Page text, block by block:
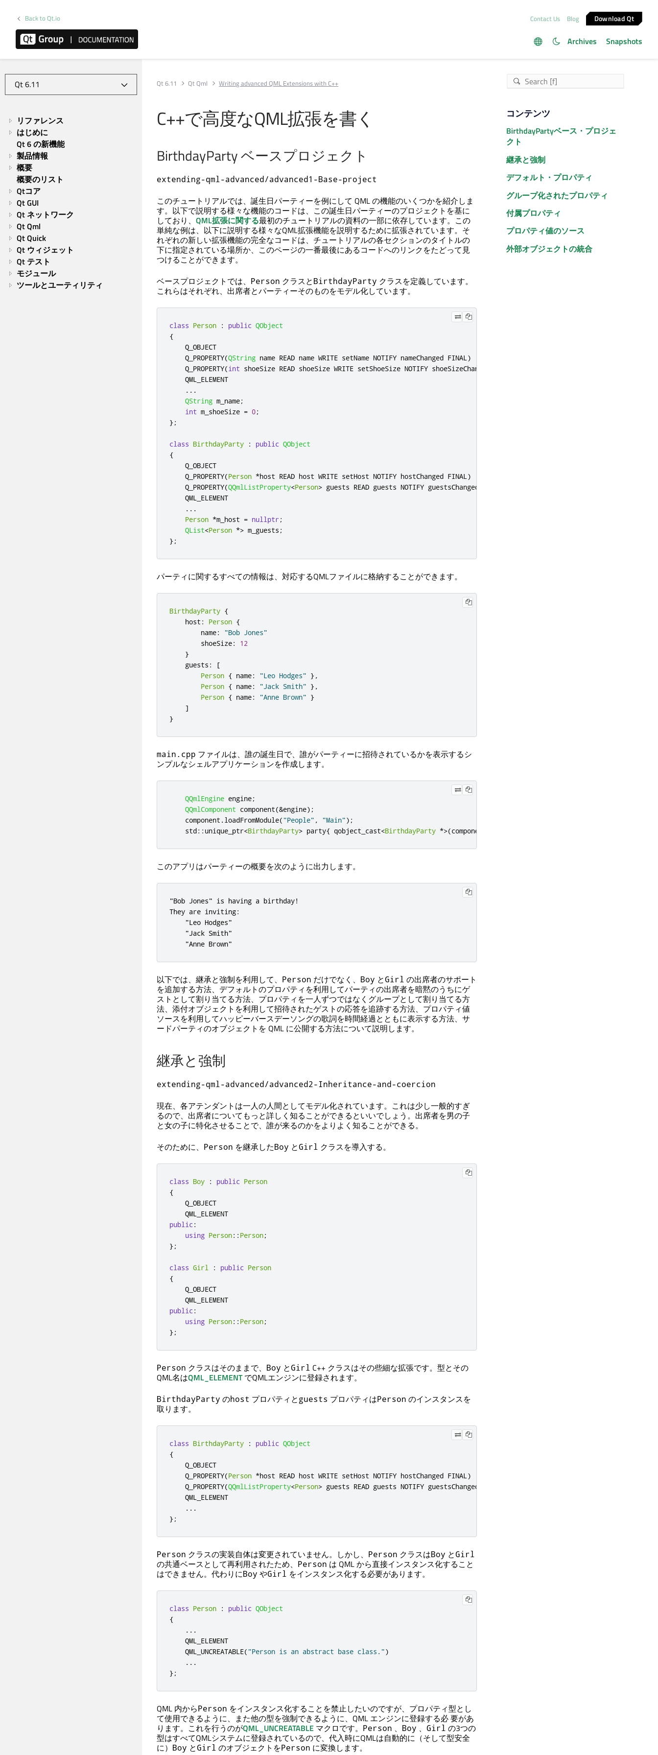
Back to Qt.io Contact Us Blog Download Qt
Archives Snapshots
リファレンス
はじめに
Qt 6 の新機能
製品情報
概要
概要のリスト
Qtコア
Qt GUI
Qt ネットワーク
Qt Qml
Qt Quick
Qt ウィジェット
Qt テスト
モジュール
ツールとユーティリティ
Qt 6.11 Qt Qml Writing advanced QML Extensions with C++
C++で高度なQML拡張を書く
BirthdayParty ベースプロジェクト
extending-qml-advanced/advanced1-Base-project
このチュートリアルでは、誕生日パーティーを例にして QML の機能のいくつかを紹介しま
す。以下で説明する様々な機能のコードは、この誕生日パーティーのプロジェクトを基に
しており、 QML拡張に関する最初のチュートリアルの資料の一部に依存しています。この
単純な例は、以下に説明する様々なQML拡張機能を説明するために拡張されています。そ
れぞれの新しい拡張機能の完全なコードは、チュートリアルの各セクションのタイトルの
下に指定されている場所か、このページの一番最後にあるコードへのリンクをたどって見
つけることができます。
ベースプロジェクトでは、 Person クラスとBirthdayParty クラスを定義しています。
これらはそれぞれ、出席者とパーティーそのものをモデル化しています。
class Person : public QObject
{
    Q_OBJECT
    Q_PROPERTY
(QString name READ name WRITE setName NOTIFY nameChanged FINAL)
    Q_PROPERTY
(int shoeSize READ shoeSize WRITE setShoeSize NOTIFY shoeSizeChanged FINAL
    QML_ELEMENT
...
QString m_name;
int m_shoeSize = 0;
};
class BirthdayParty : public QObject
{
    Q_OBJECT
    Q_PROPERTY
(Person *host READ host WRITE setHost NOTIFY hostChanged FINAL)
    Q_PROPERTY
(QQmlListProperty<Person> guests READ guests NOTIFY guestsChanged FINAL
    QML_ELEMENT
...
Person *m_host = nullptr ;
QList<Person *> m_guests ;
};
パーティに関するすべての情報は、対応するQMLファイルに格納することができます。
BirthdayParty {
host : Person {
name:
"Bob Jones"
shoeSize:
12
}
guests :
[
Person { name: "Leo Hodges" },
Person { name: "Jack Smith" },
Person { name: "Anne Brown" }
]
}
main.cpp ファイルは、誰の誕生日で、誰がパーティーに招待されているかを表示するシ
ンプルなシェルアプリケーションを作成します。
QQmlEngine engine;
QQmlComponent component(&engine);
    component
.loadFromModule( "People" , "Main");
    std
:: unique_ptr<BirthdayParty> party{ qobject_cast<BirthdayParty *>(component
このアプリはパーティーの概要を次のように出力します。
"Bob Jones" is having a birthday!
They are inviting:
    "Leo Hodges"
    "Jack Smith"
    "Anne Brown"
以下では、継承と強制を利用して、 Person だけでなく、 Boy とGirl の出席者のサポート
を追加する方法、デフォルトのプロパティを利用してパーティの出席者を暗黙のうちにゲ
ストとして割り当てる方法、プロパティを一人ずつではなくグループとして割り当てる方
法、添付オブジェクトを利用して招待されたゲストの応答を追跡する方法、プロパティ値
ソースを利用してハッピーバースデーソングの歌詞を時間経過とともに表示する方法、サ
ードパーティのオブジェクトを QML に公開する方法について説明します。
継承と強制
extending-qml-advanced/advanced2-Inheritance-and-coercion
現在、各アテンダントは一人の人間としてモデル化されています。これは少し一般的すぎ
るので、出席者についてもっと詳しく知ることができるといいでしょう。出席者を男の子
と女の子に特化させることで、誰が来るのかをよりよく知ることができる。
そのために、 Person を継承したBoy とGirl クラスを導入する。
class Boy : public Person
{
    Q_OBJECT
public :
using Person:: Person;
};
class Girl : public Person
{
    Q_OBJECT
public :
using Person:: Person;
};
Person クラスはそのままで、 Boy とGirl C++ クラスはその些細な拡張です。型とその
QML名はQML_ELEMENTでQMLエンジンに登録されます。
BirthdayParty のhost プロパティとguests プロパティはPerson のインスタンスを
取ります。
class BirthdayParty : public QObject
{
    Q_OBJECT
    Q_PROPERTY
(Person *host READ host WRITE setHost NOTIFY hostChanged FINAL)
    Q_PROPERTY
(QQmlListProperty<Person> guests READ guests NOTIFY guestsChanged FINAL
    QML_ELEMENT
...
};
Person クラスの実装自体は変更されていません。しかし、 Person クラスはBoy とGirl
の共通ベースとして再利用されたため、 Person は QML から直接インスタンス化すること
はできません。代わりにBoy やGirl をインスタンス化する必要があります。
class Person : public QObject
{
...
    QML_ELEMENT
    QML_UNCREATABLE
( "Person is an abstract base class.")
...
};
QML 内からPerson をインスタンス化することを禁止したいのですが、プロパティ型とし
て使用できるように、また他の型を強制できるように、QML エンジンに登録する必 要があ
ります。これを行うのがQML_UNCREATABLE マクロです。 Person 、 Boy 、 Girl の3つの
型はすべてQMLシステムに登録されているので、代入時にQMLは自動的に（そして型安全
に） Boy とGirl のオブジェクトをPerson に変換します。
コンテンツ
BirthdayPartyベース・プロジェ
クト
継承と強制
デフォルト・プロパティ
グループ化されたプロパティ
付属プロパティ
プロパティ値のソース
外部オブジェクトの統合